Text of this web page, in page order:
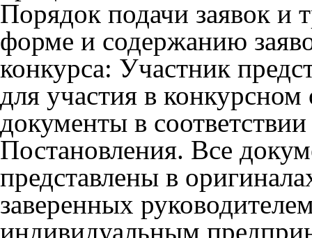
Порядок подачи заявок и
форме и содержанию
конкурса: Участник
для участия в конкурсном
документы в
Постановления. Все
представлены в
заверенных
индивидуальным